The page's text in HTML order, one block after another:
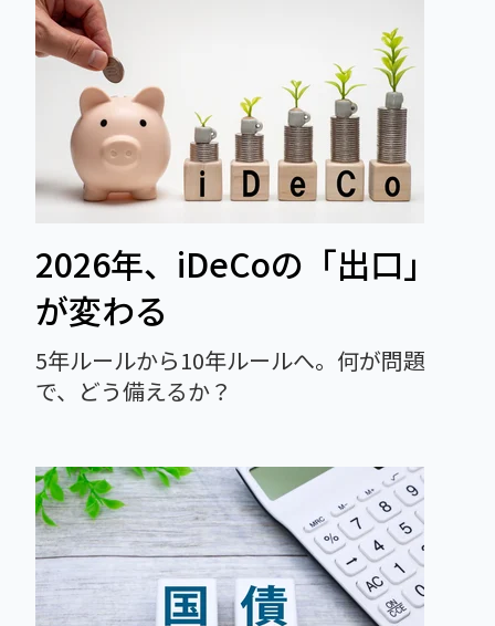
2026年、iDeCoの「出口」
が変わる
5年ルールから10年ルールへ。何が問題
で、どう備えるか？